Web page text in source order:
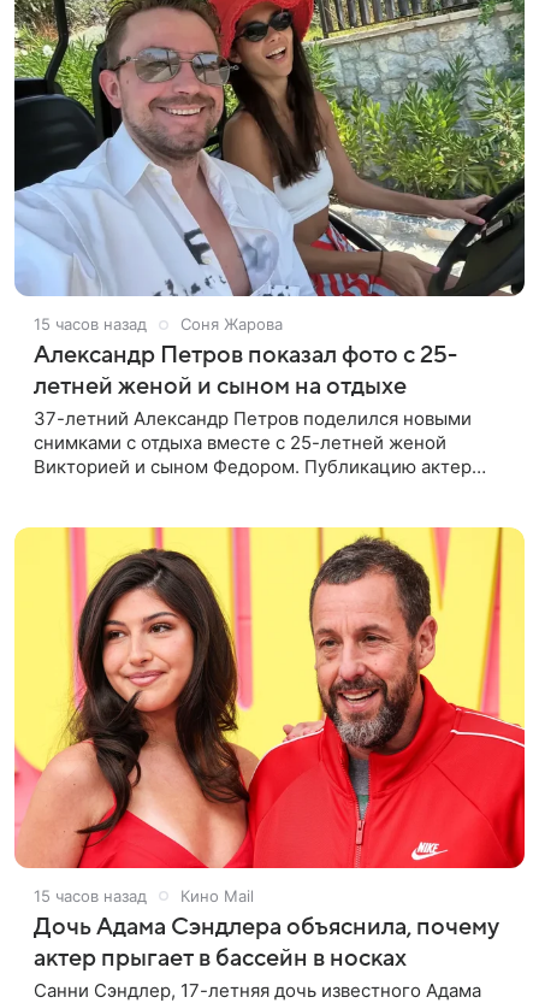
15 часов назад Соня Жарова
Александр Петров показал фото с 25-
летней женой и сыном на отдыхе
37-летний Александр Петров поделился новыми
снимками с отдыха вместе с 25-летней женой
Викторией и сыном Федором. Публикацию актер
15 часов назад Кино Mail
Дочь Адама Сэндлера объяснила, почему
актер прыгает в бассейн в носках
Санни Сэндлер, 17-летняя дочь известного Адама